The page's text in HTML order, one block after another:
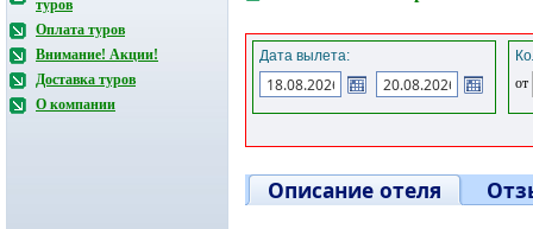
туров
Оплата туров
Внимание! Акции!
Доставка туров
О компании
Дата вылета:
от
Описание отеля